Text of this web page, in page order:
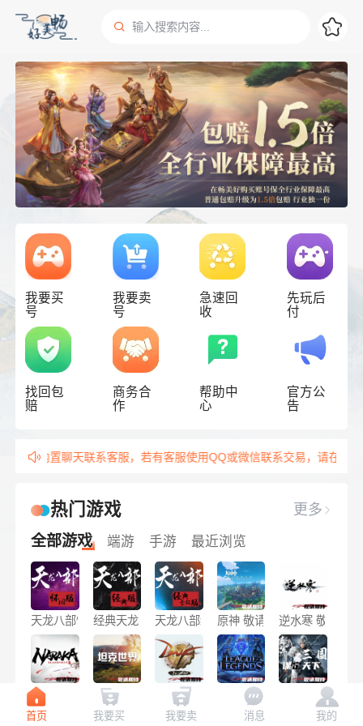
 输入搜索内容... 搜索
我要买
号
我要卖
号
急速回
收
先玩后
付
找回包
赔
商务合
作
帮助中
心
官方公
告

站内内置聊天联系客服，若有客服使用QQ或微信联系交易， 请在首
热门游戏 更多 
全部游戏 端游 手游 最近浏览
天龙八部怀旧服经典天龙 天龙八部经典卡级服
原神 敬请期待逆水寒 敬请期待
永劫无间 敬请期待坦克世界 敬请期待地下城与勇士 敬请期待英雄联盟 敬请期待三国谋定天下
首页 我要买 我要卖 消息 我的